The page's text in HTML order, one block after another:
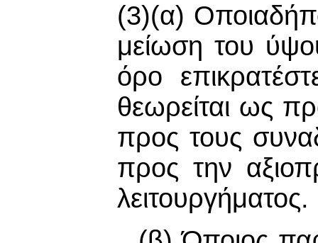
(3)(α)
μείωση του
όρο
θεωρείται ως
προς τους
προς την
λειτουργήματος.